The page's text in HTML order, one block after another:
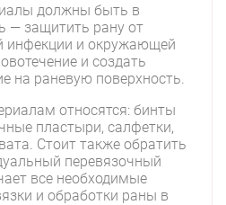
должны быть в
— защитить рану от
инфекции и окружающей
и создать
на раневую поверхность.
относятся: бинты
пластыри, салфетки,
Стоит также обратить
перевязочный
все необходимые
и обработки раны в